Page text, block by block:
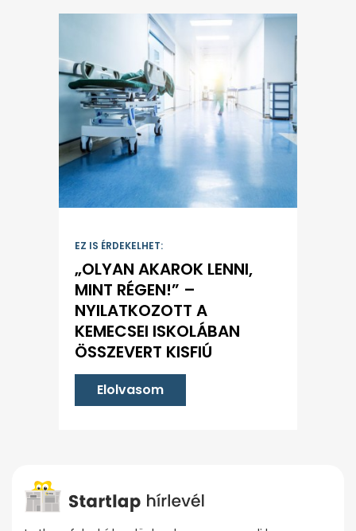
EZ IS ÉRDEKELHET:
„OLYAN AKAROK LENNI,
MINT RÉGEN!” –
NYILATKOZOTT A
KEMECSEI ISKOLÁBAN
ÖSSZEVERT KISFIÚ
Elolvasom